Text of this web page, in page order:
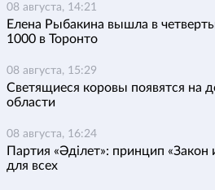
08 августа, 14:21
Елена Рыбакина вышла в
1000 в Торонто
08 августа, 15:29
Светящиеся коровы появятся на
области
08 августа, 16:24
Партия «Әділет»: принцип «Закон
для всех